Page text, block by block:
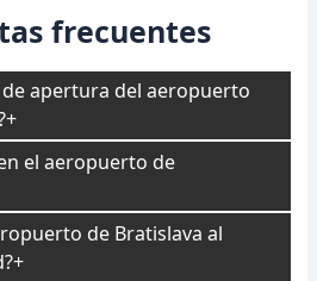
frecuentes
de apertura del aeropuerto
el aeropuerto de
de Bratislava al